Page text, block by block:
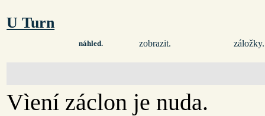
U Turn
náhled. zobrazit. záložky.
Vìení záclon je nuda.